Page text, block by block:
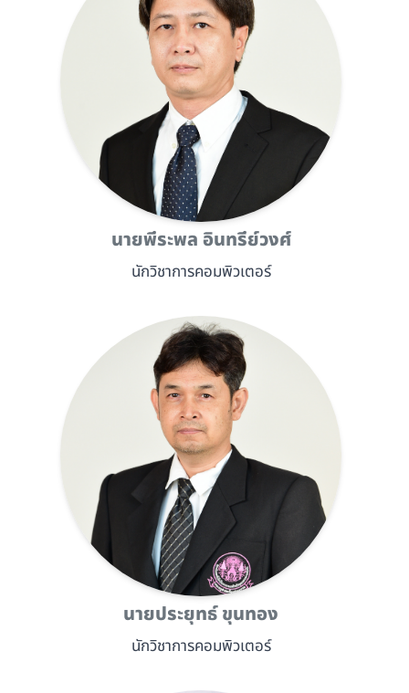
นายพีระพล อินทรีย์วงศ์
นักวิชาการคอมพิวเตอร์
นายประยุทธ์ ขุนทอง
นักวิชาการคอมพิวเตอร์